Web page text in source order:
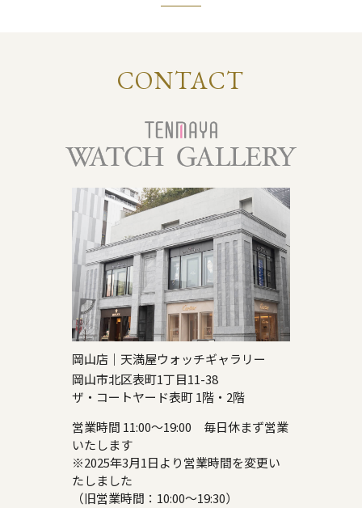
CONTACT
岡山店｜天満屋ウォッチギャラリー
岡山市北区表町1丁目11-38
ザ・コートヤード表町 1階・2階
営業時間 11:00～19:00 毎日休まず営業
いたします
※2025年3月1日より営業時間を変更い
たしました
（旧営業時間：10:00～19:30）